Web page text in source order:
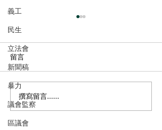
義工
民生
立法會
新聞稿
暴力
議會監察
區議會
民建聯歡迎國務院批覆港
澳遊艇免擔保政策 助推大
灣區遊艇自由行邁新台階
留言
撰寫留言......